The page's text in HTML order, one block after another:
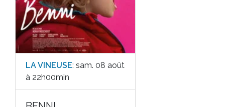
LA VINEUSE: sam. 08 août
à 22h00min